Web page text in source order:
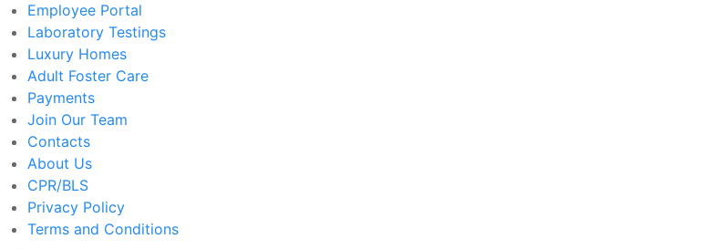
Employee Portal
Laboratory Testings
Luxury Homes
Adult Foster Care
Payments
Join Our Team
Contacts
About Us
CPR/BLS
Privacy Policy
Terms and Conditions